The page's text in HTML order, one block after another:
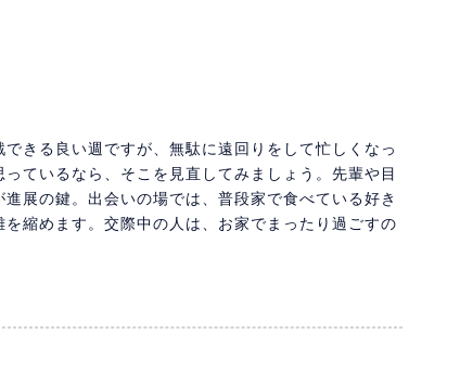
きる良い週ですが、無駄に遠回りをして忙しくなっ
ているなら、そこを見直してみましょう。先輩や目
展の鍵。出会いの場では、普段家で食べている好き
縮めます。交際中の人は、お家でまったり過ごすの